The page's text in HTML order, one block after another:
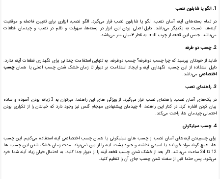
1. الگو یا شابلون نصب
در تمام بسته‌های آینه آسان نصب، الگو یا شابلون نصب قرار می‌گیرد. الگو نصب، ابزاری برای تعیین فاصله و موقعیت
آینه‌ها، نسبت به یکدیگر می‌باشد. دلیل اصلی بودن این ابزار در بسته‌ها، سهولت و نظم در نصب و چیدمان قطعات
می‌باشد. جنس این قطعه از چوب mdf به قطر ۳میلی متر می‌باشد.
2. چسب دو طرفه
شاید از خودتان بپرسید که چرا چسب دوطرفه؟ چسب دو‌طرفه، به تنهایی استقامت چندانی برای نگهداری قطعات آینه ندارد.
دلیل استفاده از این چسب، نگهداری آینه و ایجاد استقامت بر دیوار تا زمان خشک شدن چسب اصلی یا همانچسب
اختصاصی می‌باشد.
3. راهنمای نصب
در پک‌های آسان نصب، راهنمای نصب قرار می‌گیرد. از ویژگی های این راهنما، می‌توان به 3 زبانه بودن، آسوده و ساده
بیان کردن اشاره کرد. در کنار این راهنما، 4 چیدمان پیشنهادی مهجام گلس نیز وجود دارد که خیالتان را از تکراری بودن
احتمالی چیدمان ها، راحت می‌کند.
4. چسب سیلیکونی
برای چسبیندن آینه‌های آسان نصب از چسب های سیلیکونی یا همان چسب اختصاصی آینه استفاده می‌کنیم. این چسب
ها، هیچ گونه مواد خورنده یا اسیدی نداشته و جیوه پشت آینه را از بین نمی‌برند. مدت زمان خشک شدن این چسب ها
12 تا 24 ساعت می‌باشد. اگر بعد از خشک شدن چسب قطعه آینه را از دیوار جدا کنید. به احتمال خیلی زیاد آینه شما خرد
می‌شود. پس حتما قبل از سفت شدن چسب جای آن را تنظیم کنید.